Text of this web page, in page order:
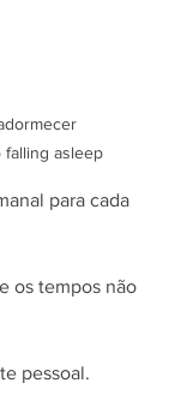
falling asleep
para cada
os tempos não
pessoal.